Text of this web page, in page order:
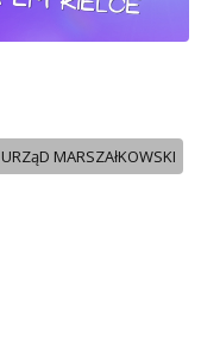
URZąD MARSZAłKOWSKI